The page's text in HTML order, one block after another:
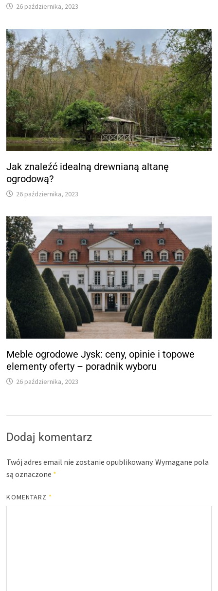
26 października, 2023
Jak znaleźć idealną drewnianą altanę
ogrodową?
26 października, 2023
Meble ogrodowe Jysk: ceny, opinie i topowe
elementy oferty – poradnik wyboru
26 października, 2023
Dodaj komentarz
Twój adres email nie zostanie opublikowany. Wymagane pola
są oznaczone *
KOMENTARZ *